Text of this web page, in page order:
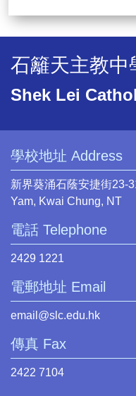
石籬天主教中
Shek Lei
學校地址 Address
新界葵涌石蔭安捷街23-
Yam, Kwai Chung, NT
電話 Telephone
2429 1221
電郵地址 Email
email@slc.edu.hk
傳真 Fax
2422 7104